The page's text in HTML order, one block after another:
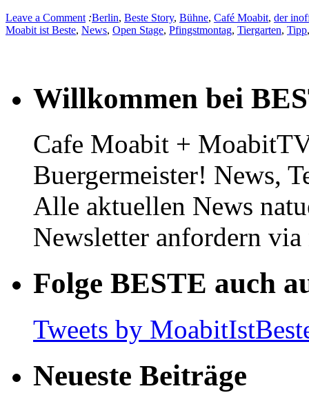
Leave a Comment :Berlin, Beste Story, Bühne, Café Moabit, der
Moabit ist Beste, News, Open Stage, Pfingstmontag, Tiergarten, Tipp
Willkommen bei
Cafe Moabit +
Buergermeister! News,
Alle aktuellen News
Newsletter anfordern
Folge BESTE auch
Tweets by
Neueste Beiträge